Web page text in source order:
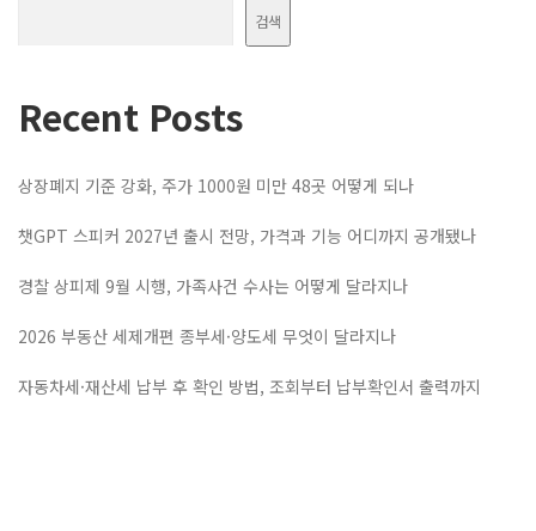
검색
Recent Posts
상장폐지 기준 강화, 주가 1000원 미만 48곳 어떻게 되나
챗GPT 스피커 2027년 출시 전망, 가격과 기능 어디까지 공개됐나
경찰 상피제 9월 시행, 가족사건 수사는 어떻게 달라지나
2026 부동산 세제개편 종부세·양도세 무엇이 달라지나
자동차세·재산세 납부 후 확인 방법, 조회부터 납부확인서 출력까지